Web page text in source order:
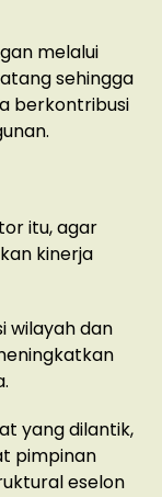
melalui
sehingga
berkontribusi
itu, agar
kinerja
wilayah dan
yang dilantik,
pimpinan
eselon